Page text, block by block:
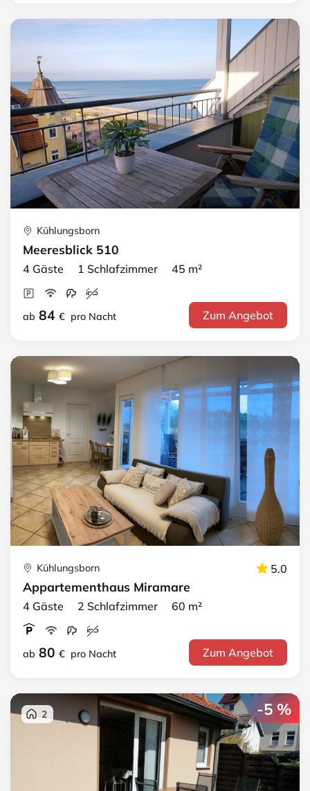
Kühlungsborn
Meeresblick 510
4 Gäste 1 Schlafzimmer 45 m²
ab 84 € pro Nacht Zum Angebot
Kühlungsborn 5.0
Appartementhaus Miramare
4 Gäste 2 Schlafzimmer 60 m²
ab 80 € pro Nacht Zum Angebot
-5 %
2